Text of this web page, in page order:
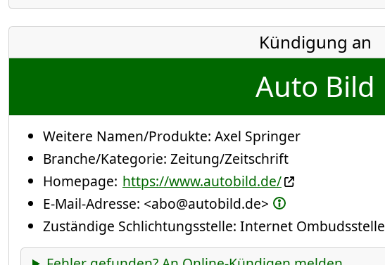
Kündigung an
Auto Bild
Weitere Namen/Produkte: Axel Springer
Branche/Kategorie: Zeitung/Zeitschrift
Homepage: https://www.autobild.de/
E-Mail-Adresse: <abo@autobild.de>
Zuständige Schlichtungsstelle: Internet Ombudsstelle